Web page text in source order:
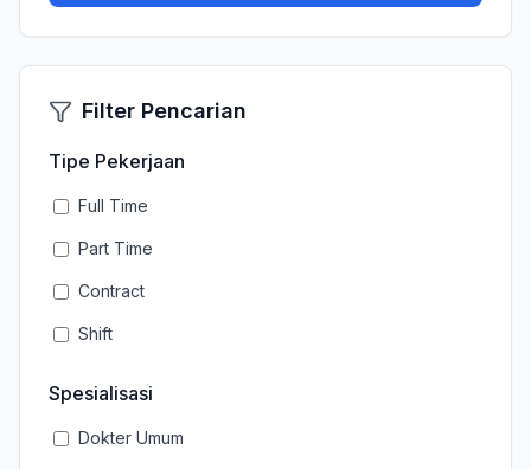
Filter Pencarian
Tipe Pekerjaan
Full Time
Part Time
Contract
Shift
Spesialisasi
Dokter Umum